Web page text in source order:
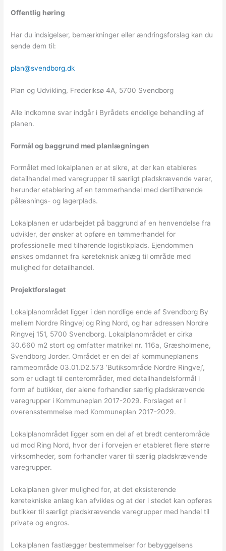
Offentlig høring
Har du indsigelser, bemærkninger eller ændringsforslag kan du
sende dem til:
plan@svendborg.dk
Plan og Udvikling, Frederiksø 4A, 5700 Svendborg
Alle indkomne svar indgår i Byrådets endelige behandling af
planen.
Formål og baggrund med planlægningen
Formålet med lokalplanen er at sikre, at der kan etableres
detailhandel med varegrupper til særligt pladskrævende varer,
herunder etablering af en tømmerhandel med dertilhørende
pålæsnings- og lagerplads.
Lokalplanen er udarbejdet på baggrund af en henvendelse fra
udvikler, der ønsker at opføre en tømmerhandel for
professionelle med tilhørende logistikplads. Ejendommen
ønskes omdannet fra køreteknisk anlæg til område med
mulighed for detailhandel.
Projektforslaget
Lokalplanområdet ligger i den nordlige ende af Svendborg By
mellem Nordre Ringvej og Ring Nord, og har adressen Nordre
Ringvej 151, 5700 Svendborg. Lokalplanområdet er cirka
30.660 m2 stort og omfatter matrikel nr. 116a, Græsholmene,
Svendborg Jorder. Området er en del af kommuneplanens
rammeområde 03.01.D2.573 ’Butiksområde Nordre Ringvej’,
som er udlagt til centerområder, med detailhandelsformål i
form af butikker, der alene forhandler særlig pladskrævende
varegrupper i Kommuneplan 2017-2029. Forslaget er i
overensstemmelse med Kommuneplan 2017-2029.
Lokalplanområdet ligger som en del af et bredt centerområde
ud mod Ring Nord, hvor der i forvejen er etableret flere større
virksomheder, som forhandler varer til særlig pladskrævende
varegrupper.
Lokalplanen giver mulighed for, at det eksisterende
køretekniske anlæg kan afvikles og at der i stedet kan opføres
butikker til særligt pladskrævende varegrupper med handel til
private og engros.
Lokalplanen fastlægger bestemmelser for bebyggelsens